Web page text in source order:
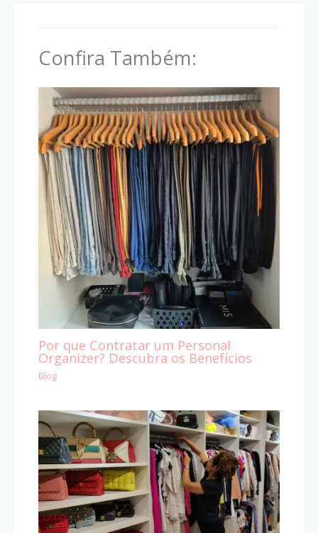
Confira Também:
Por que Contratar um Personal
Organizer? Descubra os Benefícios
Blog